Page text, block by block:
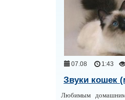
07.08 1:43
Звуки кошек
Любимым